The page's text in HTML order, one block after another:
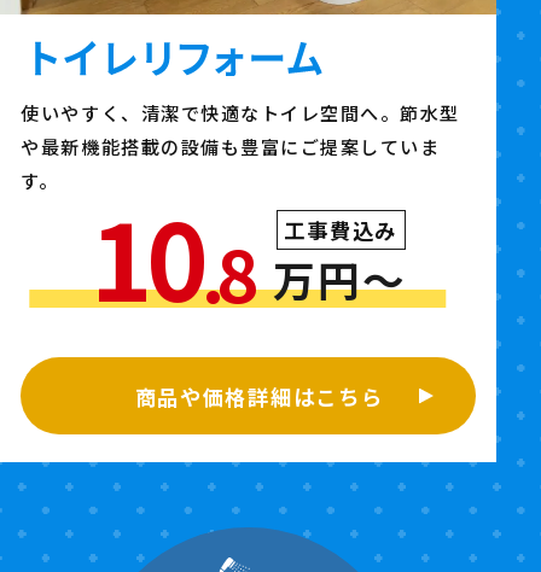
工事費込み
10.8 万円〜
使いやすく、清潔で快適なトイレ空間へ。節水型
や最新機能搭載の設備も豊富にご提案していま
す。
商品や価格詳細はこちら